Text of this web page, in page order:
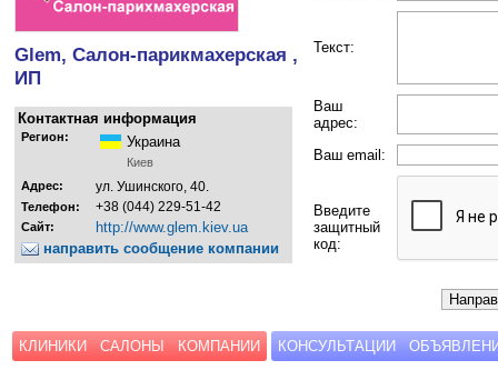
Glem, Салон-парикмахерская ,
ИП
Контактная информация
Регион: Украина
Киев
Адрес:
ул. Ушинского, 40.
Телефон: +38 (044) 229-51-42
Сайт:
http://www.glem.kiev.ua
направить сообщение компании
Текст:
Ваш
адрес:
Ваш email:
Введите
защитный
код:
КЛИНИКИ САЛОНЫ КОМПАНИИ КОНСУЛЬТАЦИИ